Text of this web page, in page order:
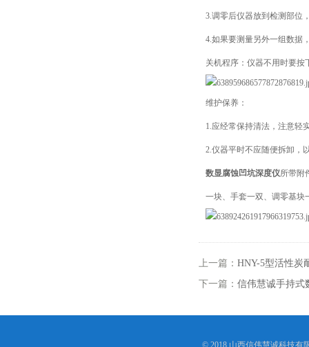
3.调零后仪器放到检测部位
4.如果要测量另外一组数据
关机程序：仪器不用时要按
维护保养：
1.应经常保持清法，注意轻
2.仪器平时不应随便拆卸，
数显腐蚀凹坑深度仪所带附
一块、手套一双、调零基块
上一篇： HNY-5型活性炭
下一篇： 信伟慧诚手持式
© 2018 山西信伟慧诚科技有